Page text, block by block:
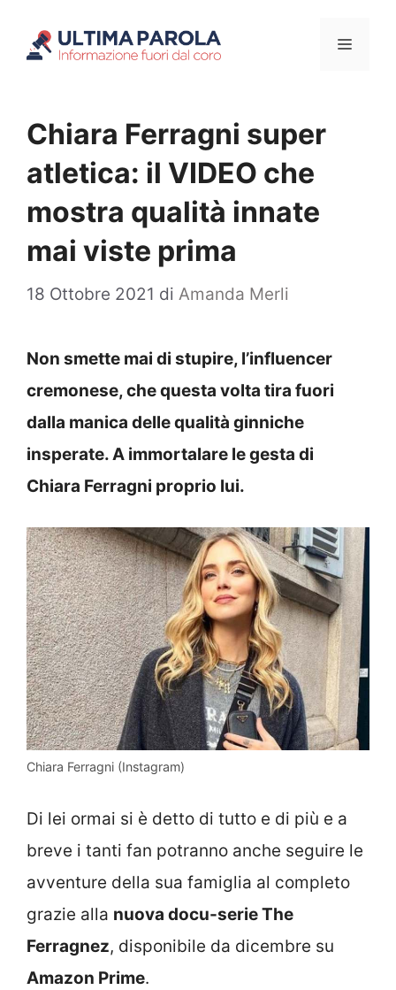
Menu
Chiara Ferragni super
atletica: il VIDEO che
mostra qualità innate
mai viste prima
18 Ottobre 2021 di Amanda Merli
Non smette mai di stupire, l’influencer
cremonese, che questa volta tira fuori
dalla manica delle qualità ginniche
insperate. A immortalare le gesta di
Chiara Ferragni proprio lui.
Chiara Ferragni (Instagram)
Di lei ormai si è detto di tutto e di più e a
breve i tanti fan potranno anche seguire le
avventure della sua famiglia al completo
grazie alla nuova docu-serie The
Ferragnez, disponibile da dicembre su
Amazon Prime.